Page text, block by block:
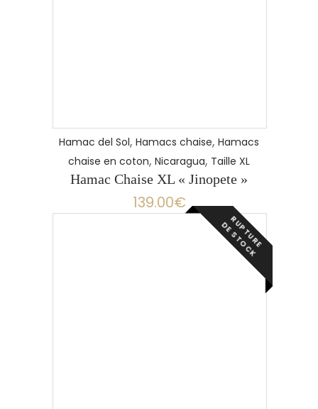
Hamac del Sol, Hamacs chaise, Hamacs
chaise en coton, Nicaragua, Taille XL
Hamac Chaise XL « Jinopete »
139.00€
R
U
P
T
U
R
E
D
E
S
T
O
C
K